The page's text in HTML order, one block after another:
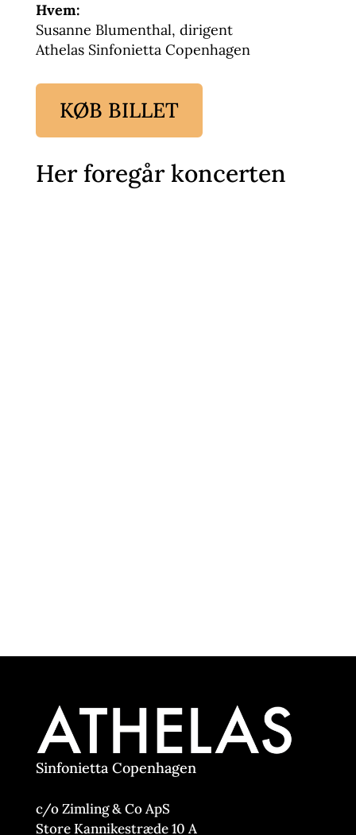
Hvem:
Susanne Blumenthal, dirigent
Athelas Sinfonietta Copenhagen
KØB BILLET
Her foregår koncerten
Sinfonietta Copenhagen
c/o Zimling & Co ApS
Store Kannikestræde 10 A